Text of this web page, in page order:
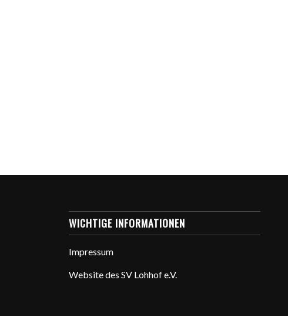
WICHTIGE INFORMATIONEN
Impressum
Website des SV Lohhof e.V.